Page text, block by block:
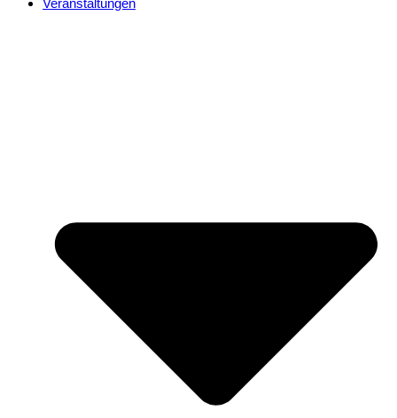
Veranstaltungen